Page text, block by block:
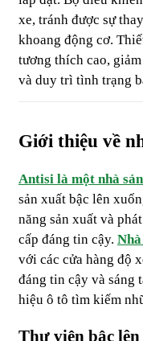
xe, tránh được sự
khoang động cơ.
tương thích cao,
và duy trì tình trạng
Giới thiệu về
Antisi là một nhà
sản xuất bậc lên
năng sản xuất và
cấp đáng tin cậy.
với các cửa hàng độ
đáng tin cậy và sáng
hiệu ô tô tìm kiếm
Thư viện bậc